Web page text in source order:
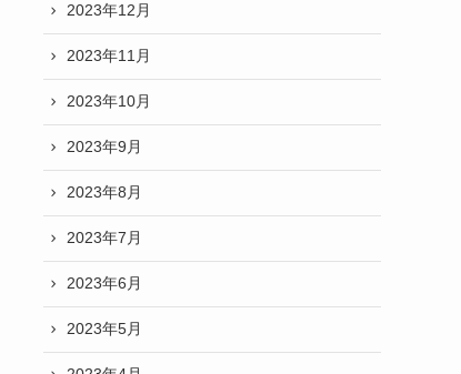
2023年12月
2023年11月
2023年10月
2023年9月
2023年8月
2023年7月
2023年6月
2023年5月